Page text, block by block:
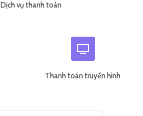
Dịch vụ thanh toán
Thanh toán truyền hình